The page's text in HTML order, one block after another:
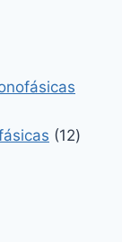
1212